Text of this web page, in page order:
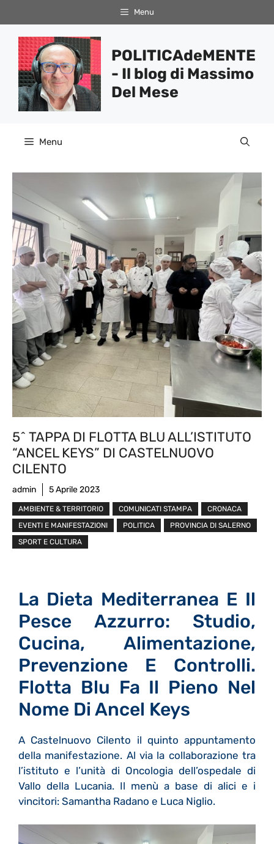
al
contenuto
Menu
POLITICAdeMENTE
- Il blog di Massimo
Del Mese
Menu
5^ TAPPA DI FLOTTA BLU ALL’ISTITUTO
“ANCEL KEYS” DI CASTELNUOVO
CILENTO
admin 5 Aprile 2023
AMBIENTE & TERRITORIO COMUNICATI STAMPA
CRONACA
EVENTI E MANIFESTAZIONI
POLITICA
PROVINCIA DI SALERNO
SPORT E CULTURA
La Dieta Mediterranea E Il
Pesce Azzurro: Studio,
Cucina, Alimentazione,
Prevenzione E Controlli.
Flotta Blu Fa Il Pieno Nel
Nome Di Ancel Keys
A Castelnuovo Cilento il quinto appuntamento
della manifestazione. Al via la collaborazione tra
l’istituto e l’unità di Oncologia dell’ospedale di
Vallo della Lucania. Il menù a base di alici e i
vincitori: Samantha Radano e Luca Niglio.